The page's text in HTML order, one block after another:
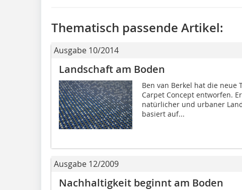
Thematisch passende Artikel:
Ausgabe 10/2014
Landschaft am Boden
Ben van Berkel hat die neue
Carpet Concept entworfen.
natürlicher und urbaner
basiert auf...
Ausgabe 12/2009
Nachhaltigkeit beginnt am Boden